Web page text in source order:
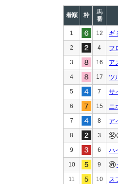
着順 枠
馬
番
1 12 ギ
2 4 フ
3 16 ア
4 17 ツ
5 7 サ
6 15 ニ
7 8 ア
8 3
9 6 ハ
10 9
11 10 ス